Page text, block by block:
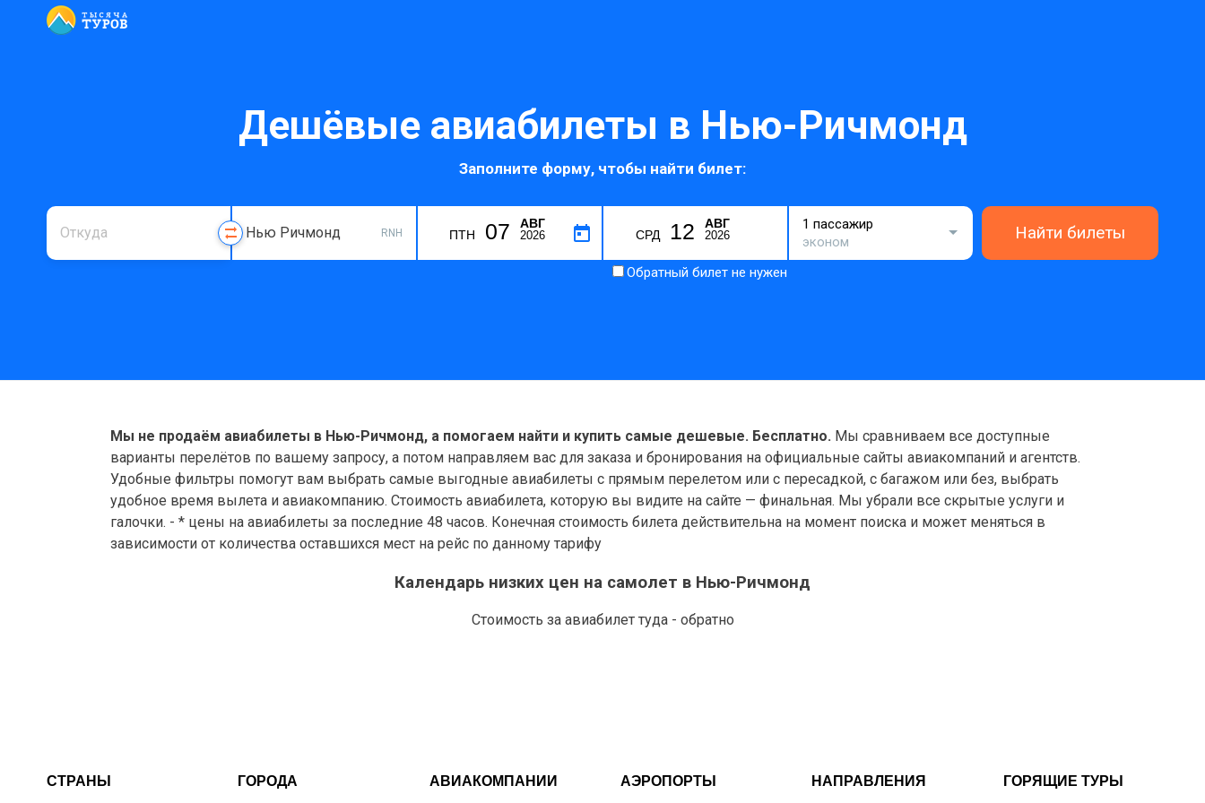
Дешёвые авиабилеты в Нью-Ричмонд
Заполните форму, чтобы найти билет:
RNH ПТН 07 АВГ
2026 СРД 12 АВГ
2026
1 пассажир
эконом
Найти билеты
Обратный билет не нужен
Мы не продаём авиабилеты в Нью-Ричмонд, а помогаем найти и купить самые дешевые. Бесплатно. Мы сравниваем все доступные
варианты перелётов по вашему запросу, а потом направляем вас для заказа и бронирования на официальные сайты авиакомпаний и агентств.
Удобные фильтры помогут вам выбрать самые выгодные авиабилеты с прямым перелетом или с пересадкой, с багажом или без, выбрать
удобное время вылета и авиакомпанию. Стоимость авиабилета, которую вы видите на сайте — финальная. Мы убрали все скрытые услуги и
галочки. - * цены на авиабилеты за последние 48 часов. Конечная стоимость билета действительна на момент поиска и может меняться в
зависимости от количества оставшихся мест на рейс по данному тарифу
Календарь низких цен на самолет в Нью-Ричмонд
Стоимость за авиабилет туда - обратно
СТРАНЫ ГОРОДА АВИАКОМПАНИИ АЭРОПОРТЫ НАПРАВЛЕНИЯ ГОРЯЩИЕ ТУРЫ